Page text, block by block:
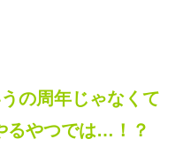
の周年じゃなくて
るやつでは…！？